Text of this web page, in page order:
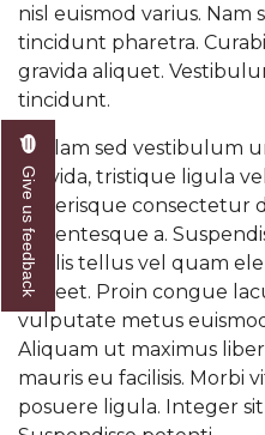
nisl euismod varius. Nam
tincidunt pharetra.
gravida aliquet.
tincidunt.
Nullam sed vestibulum
gravida, tristique ligula
scelerisque consectetur
pellentesque a.
mollis tellus vel quam
laoreet. Proin congue
vulputate metus
Aliquam ut maximus
mauris eu facilisis. Morbi
posuere ligula. Integer
Give us feedback